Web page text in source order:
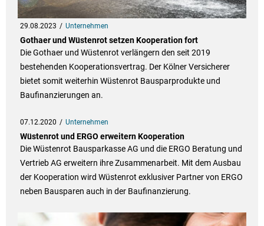
29.08.2023 Unternehmen
Gothaer und Wüstenrot setzen Kooperation fort
Die Gothaer und Wüstenrot verlängern den seit 2019
bestehenden Kooperationsvertrag. Der Kölner Versicherer
bietet somit weiterhin Wüstenrot Bausparprodukte und
Baufinanzierungen an.
07.12.2020 Unternehmen
Wüstenrot und ERGO erweitern Kooperation
Die Wüstenrot Bausparkasse AG und die ERGO Beratung und
Vertrieb AG erweitern ihre Zusammenarbeit. Mit dem Ausbau
der Kooperation wird Wüstenrot exklusiver Partner von ERGO
neben Bausparen auch in der Baufinanzierung.